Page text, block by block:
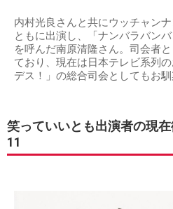
内村光良さんと共にウッチャン
ともに出演し、「ナンバラバン
を呼んだ南原清隆さん。司会者
ており、現在は日本テレビ系列
デス！」の総合司会としてもお馴
笑っていいとも出演者の現
11